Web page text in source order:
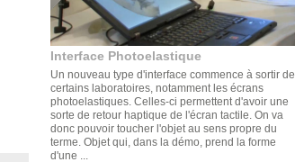
Interface Photoelastique
Un nouveau type d'interface commence à sortir de
certains laboratoires, notamment les écrans
photoelastiques. Celles-ci permettent d'avoir une
sorte de retour haptique de l'écran tactile. On va
donc pouvoir toucher l'objet au sens propre du
terme. Objet qui, dans la démo, prend la forme
d'une ...